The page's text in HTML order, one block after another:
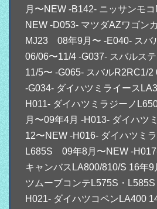
月〜NEW -B142- ニッサンモ
NEW -D053- マツダAZワゴン
MJ23 08年9月〜 -E040- スバ
06/06〜11/4 -G037- スバルス
11/5〜 -G065- スバルR2RC1/2
-G034- ダイハツミライース
H011- ダイハツミラジーノ
月〜09年4月 -H013- ダイハツ
12〜NEW -H016- ダイハツミ
L685S 09年8月〜NEW -
キャンバスLA800/810/S 16年9
ツムーブコンテL575S・
H021- ダイハツコペンLA400